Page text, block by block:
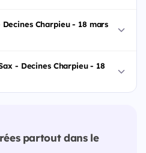
Charpieu - 18 mars
- Decines Charpieu - 18
partout dans le